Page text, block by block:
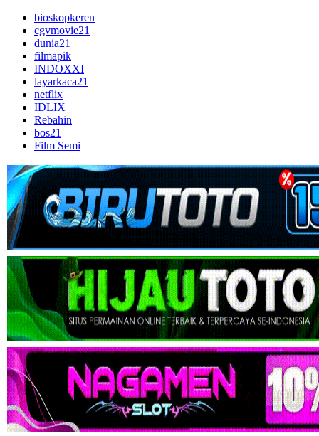
bioskopkeren
cgvmovie21
dunia21
filmapik
INDOXXI
layarkaca21
netflix
IDLIX
Rebahin
bos21
Film Semi